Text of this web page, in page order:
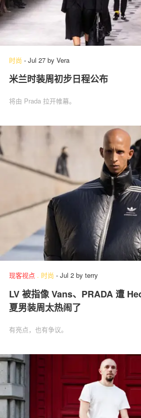
时尚 - Jul 27 by Vera
米兰时装周初步日程公布
将由 Prada 拉开帷幕。
现客视点 . 时尚 - Jul 2 by terry
LV 被指像 Vans、PRADA 遭
夏男装周太热闹了
有亮点，也有争议。